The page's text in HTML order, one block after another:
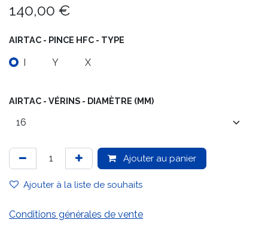
140,00 €
AIRTAC - PINCE HFC - TYPE
I Y X
AIRTAC - VÉRINS - DIAMÈTRE (MM)
Ajouter au panier
Ajouter à la liste de souhaits
Conditions générales de vente